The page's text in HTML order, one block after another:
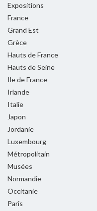
Expositions
France
Grand Est
Grèce
Hauts de France
Hauts de Seine
Ile de France
Irlande
Italie
Japon
Jordanie
Luxembourg
Métropolitain
Musées
Normandie
Occitanie
Paris